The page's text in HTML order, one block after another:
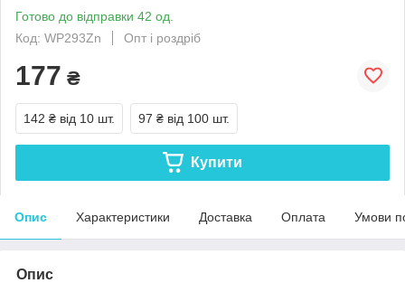
Готово до відправки 42 од.
Код: WP293Zn
Опт і роздріб
177 ₴
142 ₴ від 10 шт. 97 ₴ від 100 шт.
Купити
Опис Характеристики Доставка Оплата Умови
Опис